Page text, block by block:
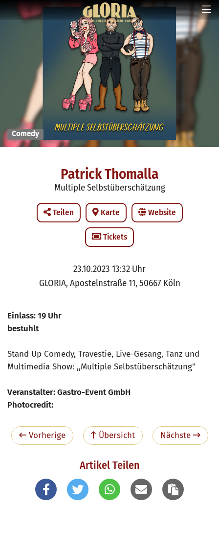
Comedy
Patrick Thomalla
Multiple Selbstüberschätzung
Teilen Karte Website
Tickets
23.10.2023 13:32 Uhr
GLORIA, Apostelnstraße 11, 50667 Köln
Einlass: 19 Uhr
bestuhlt
Stand Up Comedy, Travestie, Live-Gesang, Tanz und
Multimedia Show: ,,Multiple Selbstüberschätzung"
Veranstalter: Gastro-Event GmbH
Photocredit:
Vorherige Übersicht Nächste
Artikel Teilen